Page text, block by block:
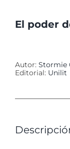
El poder
Autor: Stormie
Editorial: Unilit